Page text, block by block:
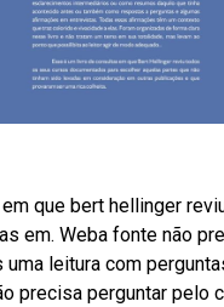
que bert hellinger
em. Weba fonte não
leitura com
precisa perguntar pelo